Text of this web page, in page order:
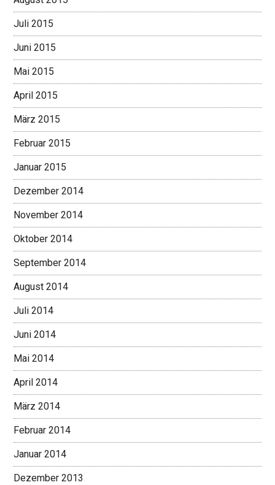
Juli 2015
Juni 2015
Mai 2015
April 2015
März 2015
Februar 2015
Januar 2015
Dezember 2014
November 2014
Oktober 2014
September 2014
August 2014
Juli 2014
Juni 2014
Mai 2014
April 2014
März 2014
Februar 2014
Januar 2014
Dezember 2013